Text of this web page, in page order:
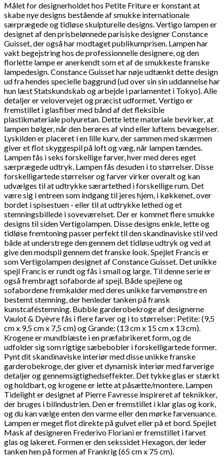
Målet for designerholdet hos Petite Friture er konstant at
skabe nye designs bestående af smukke internationale
særprægede og tidløse skulpturelle designs.Vertigo lampen er
designet af den prisbelønnede parisiske designer Constance
Guisset, der også har modtaget publikumprisen. Lampen har
vakt begejstring hos de professionnelle designere, og den
florlette lampe er anerkendt som et af de smukkeste franske
lampedesign.Constance Guisset har nøje udtænkt dette design
ud fra hendes specielle baggrund (ud over sin sin uddannelse har
hun læst Statskundskab og arbejde i parlamentet i Tokyo). Alle
detaljer er velovervejet og præcist udformet. Vertigo er
fremstillet i glasfiber med bånd af det fleksible
plastikmateriale polyuretan. Dette lette materiale bevirker, at
lampen bølger, når den berøres af vind eller luftens bevægelser.
Lyskilden er placeret i en lille kurv, der sammen med skærmen
giver et flot skyggespil på loft og væg, når lampen tændes.
Lampen fås i seks forskellige farver, hver med deres eget
særprægede udtryk. Lampen fås desuden i to størrelser. Disse
forskelligartede størrelser og farver virker overalt og kan
udvælges til at udtrykke særartethed i forskellige rum. Det
være sig i entreen som indgang til jeres hjem, i køkkenet, over
bordet i spisestuen - eller til at udtrykke lethed og et
stemningsbillede i soveværelset. Der er kommet flere smukke
designs til siden Vertigolampen. Disse designs enkle, lette og
tidløse fremtoning passer perfekt til den skandinaviske stil ved
både at understrege den gennem det tidløse udtryk og ved at
give den modspil gennem det franske look.Spejlet Francis er
som Vertigolampen designet af Constance Guisset. Det unikke
spejl Francis er rundt og fås i small og large. Til denne serie er
også frembragt sofaborde af spejl. Både spejlene og
sofabordene fremkalder med deres unikke farvemønstre en
bestemt stemning, der henleder tanken på fransk
kunstcaféstemning. Bubble garderobekroge af designerne
Vaulot & Dyèvre fås i flere farver og i to størrelser: Petite: (9,5
cm x 9,5 cm x 7,5 cm) og Grande: (13 cm x 15 cm x 13 cm).
Krogene er mundblæste i en præfabrikeret form, og de
udfolder sig som rigtige sæbebobler i forskelligartede former.
Pynt dit skandinaviske interiør med disse unikke franske
garderobekroge, der giver et dynamisk interiør med farverige
detaljer og gennemsigtighedseffekter. Det tykke glas er stærkt
og holdbart, og krogene er lette at påsætte/montere. Lampen
Tidelight er designet af Pierre Favresse inspireret af teknikker,
der bruges i bilindustrien. Den er fremstillet i klar glas og kork,
og du kan vælge enten den varme eller den mørke farvenuance.
Lampen er meget flot direkte på gulvet eller på et bord.Spejlet
Mask af designeren Frederivo Floriani er fremstillet i farvet
glas og lakeret. Formen er den sekssidet Hexagon, der leder
tanken hen på formen af Frankrig (65 cm x 75 cm).